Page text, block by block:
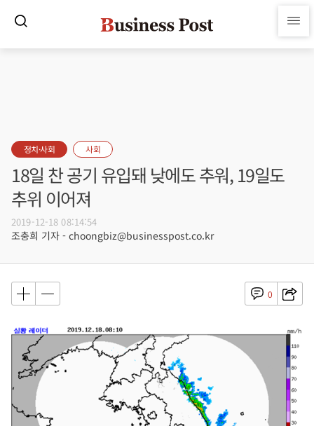
정치·사회 사회
18일 찬 공기 유입돼 낮에도 추워, 19일도
추위 이어져
2019-12-18 08:14:54
조충희 기자 - choongbiz@businesspost.co.kr
0